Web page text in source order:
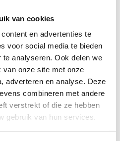
van cookies
en advertenties te
voor social media te bieden
analyseren. Ook delen we
van onze site met onze
adverteren en analyse. Deze
combineren met andere
verstrekt of die ze hebben
gebruik van hun services.
circulair
NS-treinraam
cm
cm
cm